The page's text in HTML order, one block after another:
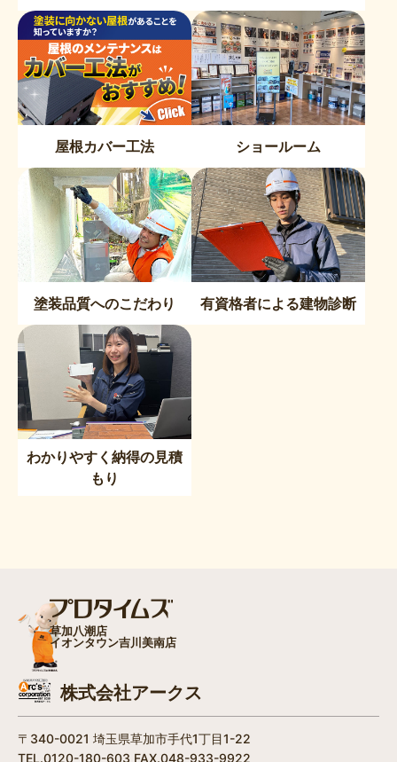
屋根カバー工法 ショールーム
塗装品質へのこだわり 有資格者による建物診断
わかりやすく納得の見積
もり
草加八潮店
イオンタウン吉川美南店
株式会社アークス
〒340-0021 埼玉県草加市手代1丁目1-22
TEL.0120-180-603 FAX.048-933-9922